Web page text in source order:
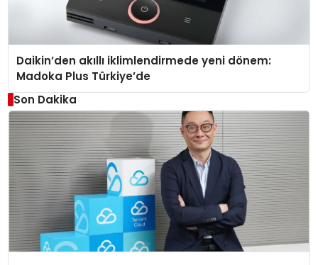
Daikin’den akıllı iklimlendirmede yeni dönem:
Madoka Plus Türkiye’de
Son Dakika